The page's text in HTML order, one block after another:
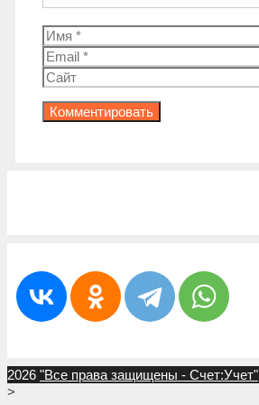
Имя
2026 "Все права защищены - Счет:Учет"
>